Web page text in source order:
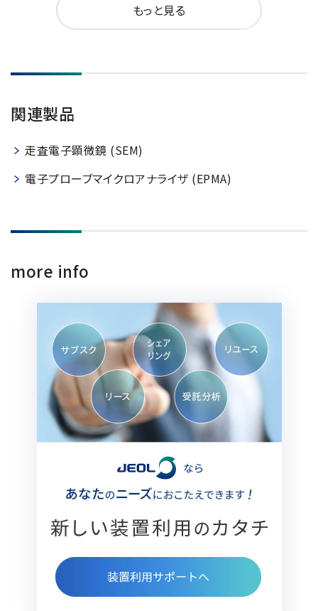
もっと見る
関連製品
走査電子顕微鏡 (SEM)
電子プローブマイクロアナライザ (EPMA)
more info